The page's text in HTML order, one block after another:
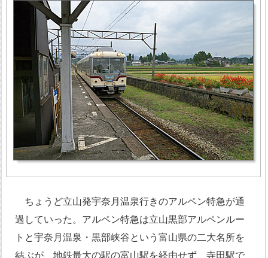
ちょうど立山発宇奈月温泉行きのアルペン特急が通
過していった。アルペン特急は立山黒部アルペンルー
トと宇奈月温泉・黒部峡谷という富山県の二大名所を
結ぶが、地鉄最大の駅の富山駅を経由せず、寺田駅で